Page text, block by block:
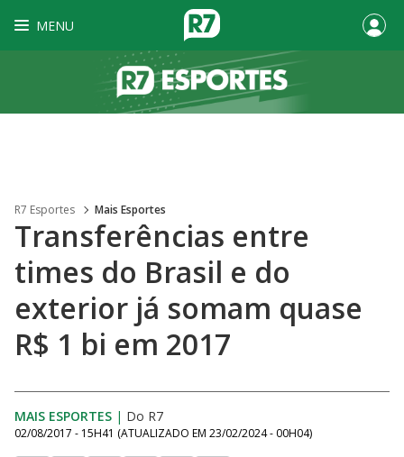
MENU
R7 Esportes Mais Esportes
Transferências entre
times do Brasil e do
exterior já somam quase
R$ 1 bi em 2017
MAIS ESPORTES | Do R7
02/08/2017 - 15H41 (ATUALIZADO EM 23/02/2024 - 00H04)